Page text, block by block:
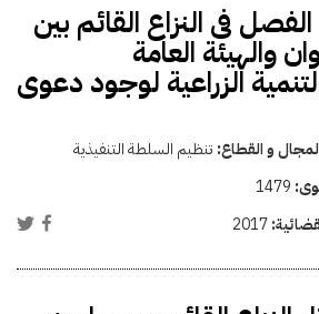
فى النزاع القائم بين
والهيئة العامة
الزراعية لوجود دعوى
و القطاع: تنظيم السلطة التنفيذية
1479
2017